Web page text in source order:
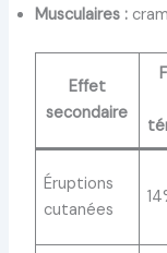
Musculaires :
Effet
secondaire
Éruptions
cutanées